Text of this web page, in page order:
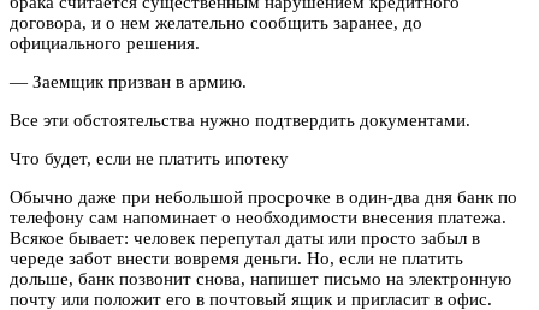
договора, и о нем желательно сообщить заранее, до
официального решения.
— Заемщик призван в армию.
Все эти обстоятельства нужно подтвердить документами.
Что будет, если не платить ипотеку
Обычно даже при небольшой просрочке в один-два дня банк по
телефону сам напоминает о необходимости внесения платежа.
Всякое бывает: человек перепутал даты или просто забыл в
череде забот внести вовремя деньги. Но, если не платить
дольше, банк позвонит снова, напишет письмо на электронную
почту или положит его в почтовый ящик и пригласит в офис.